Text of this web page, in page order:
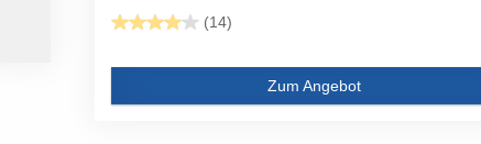
(14)
Zum Angebot